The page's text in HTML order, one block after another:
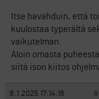
Itse havahduin, että
kuulostaa typerältä
vaikutelman.
Aloin omasta
siitä ison kiitos
8.1.2025 17:14:18